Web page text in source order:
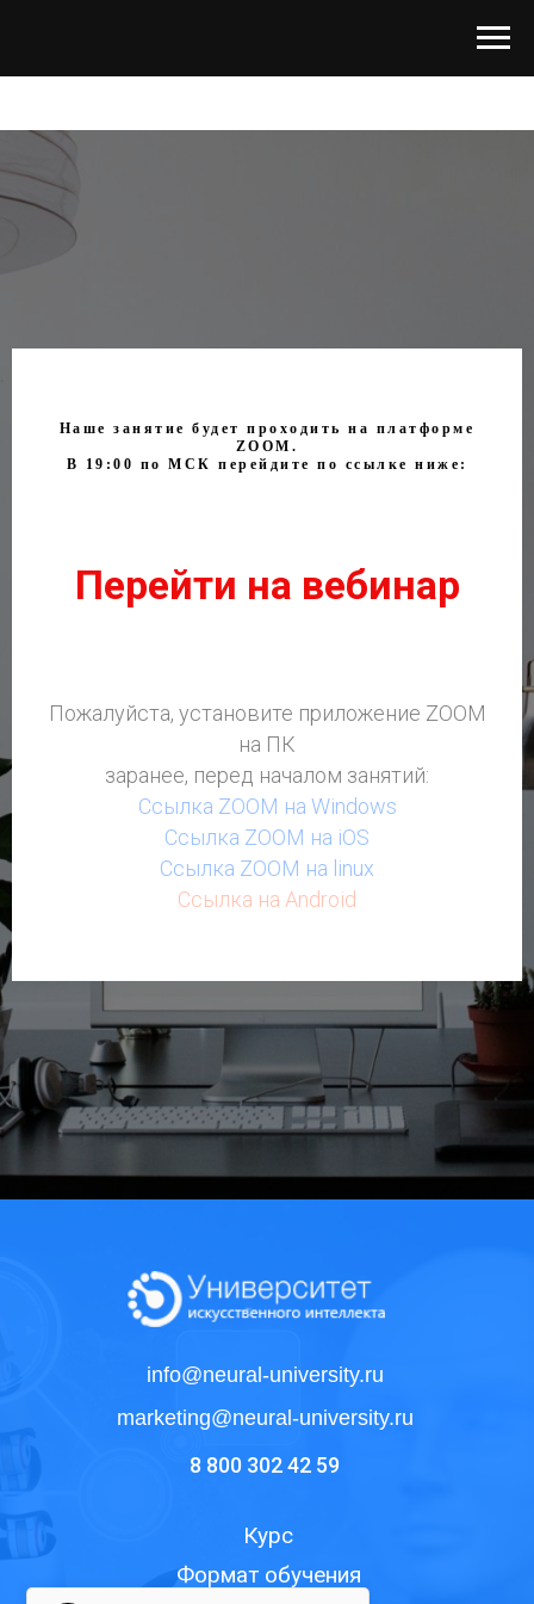
Наше занятие будет проходить на платформе
ZOOM.
В 19:00 по МСК перейдите по ссылке ниже:
Перейти на вебинар
Пожалуйста, установите приложение ZOOM
на ПК
заранее, перед началом занятий:
Ссылка ZOOM на Windows
Ссылка ZOOM на iOS
Ссылка ZOOM на linux
Ссылка на Android
info@neural-university.ru
marketing@neural-university.ru
8 800 302 42 59
Формат обучения
Курс